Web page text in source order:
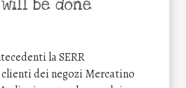
will be done
la SERR
dei negozi Mercatino